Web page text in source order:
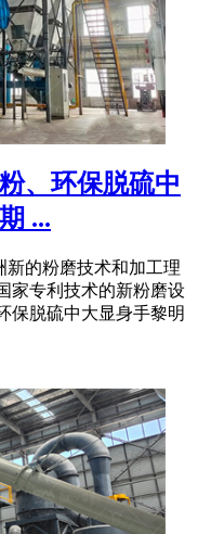
、环保脱硫中
...
新的粉磨技术和加工理
家专利技术的新粉磨设
保脱硫中大显身手黎明